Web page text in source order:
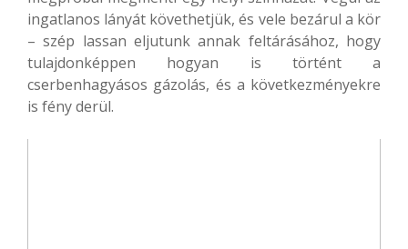
ingatlanos lányát követhetjük, és vele bezárul a kör
– szép lassan eljutunk annak feltárásához, hogy
tulajdonképpen hogyan is történt a
cserbenhagyásos gázolás, és a következményekre
is fény derül.